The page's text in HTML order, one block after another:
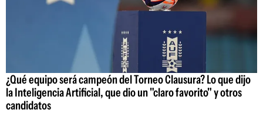
¿Qué equipo será campeón del Torneo Clausura? Lo que dijo
la Inteligencia Artificial, que dio un "claro favorito" y otros
candidatos